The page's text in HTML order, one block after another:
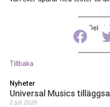
Dela
Tillbaka
Nyheter
Universal Musics
2 juli 2026